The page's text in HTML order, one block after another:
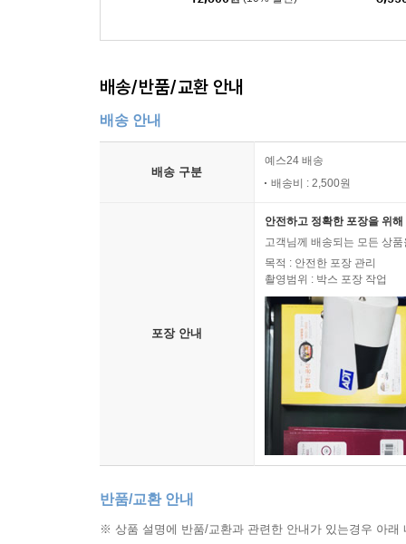
배송/반품/교환 안내
배송 안내
배송 구분
예스24 배송
배송비 : 2,500원
포장 안내
안전하고 정확한 포장을 위
고객님께 배송되는 모든 상
목적 : 안전한 포장 관리
촬영범위 : 박스 포장 작업
반품/교환 안내
※ 상품 설명에 반품/교환과 관련한 안내가 있는경우 아